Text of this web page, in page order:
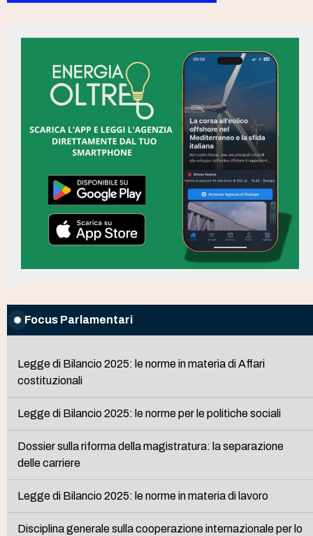
Focus Parlamentari
Legge di Bilancio 2025: le norme in materia di Affari
costituzionali
Legge di Bilancio 2025: le norme per le politiche sociali
Dossier sulla riforma della magistratura: la separazione
delle carriere
Legge di Bilancio 2025: le norme in materia di lavoro
Disciplina generale sulla cooperazione internazionale per lo